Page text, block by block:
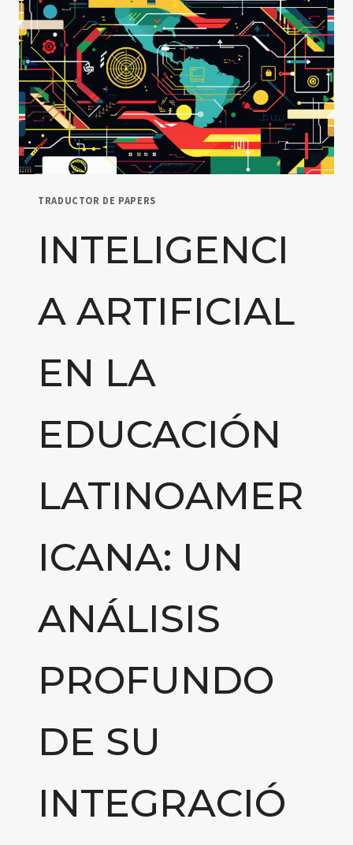
USO
RESPONSABLE
DE
LA
EN
EDUCACIÓN
TRADUCTOR DE PAPERS
INTELIGENCI
A ARTIFICIAL
EN LA
EDUCACIÓN
LATINOAMER
ICANA: UN
ANÁLISIS
PROFUNDO
DE SU
INTEGRACIÓ